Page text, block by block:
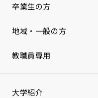
卒業生の方
地域・一般の方
教職員専用
大学紹介